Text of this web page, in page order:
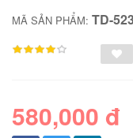
MÃ SẢN PHẨM: TD-
580,000 đ